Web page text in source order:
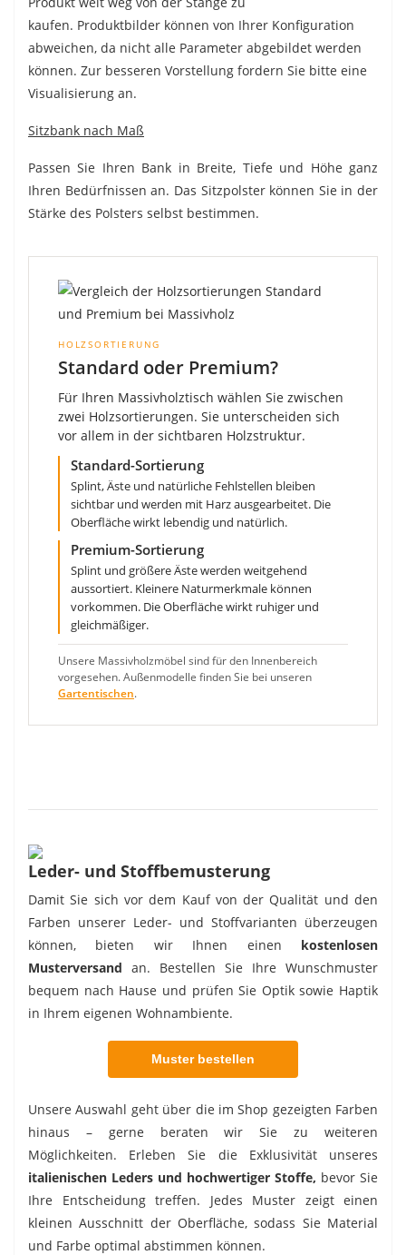
kaufen. Produktbilder können von Ihrer Konfiguration
abweichen, da nicht alle Parameter abgebildet werden
können. Zur besseren Vorstellung fordern Sie bitte eine
Visualisierung an.
Sitzbank nach Maß
Passen Sie Ihren Bank in Breite, Tiefe und Höhe ganz
Ihren Bedürfnissen an. Das Sitzpolster können Sie in der
Stärke des Polsters selbst bestimmen.
HOLZSORTIERUNG
Standard oder Premium?
Für Ihren Massivholztisch wählen Sie zwischen
zwei Holzsortierungen. Sie unterscheiden sich
vor allem in der sichtbaren Holzstruktur.
Standard-Sortierung
Splint, Äste und natürliche Fehlstellen bleiben
sichtbar und werden mit Harz ausgearbeitet. Die
Oberfläche wirkt lebendig und natürlich.
Premium-Sortierung
Splint und größere Äste werden weitgehend
aussortiert. Kleinere Naturmerkmale können
vorkommen. Die Oberfläche wirkt ruhiger und
gleichmäßiger.
Unsere Massivholzmöbel sind für den Innenbereich
vorgesehen. Außenmodelle finden Sie bei unseren
Gartentischen.
Leder- und Stoffbemusterung
Damit Sie sich vor dem Kauf von der Qualität und den
Farben unserer Leder- und Stoffvarianten überzeugen
können, bieten wir Ihnen einen kostenlosen
Musterversand an. Bestellen Sie Ihre Wunschmuster
bequem nach Hause und prüfen Sie Optik sowie Haptik
in Ihrem eigenen Wohnambiente.
Muster bestellen
Unsere Auswahl geht über die im Shop gezeigten Farben
hinaus – gerne beraten wir Sie zu weiteren
Möglichkeiten. Erleben Sie die Exklusivität unseres
italienischen Leders und hochwertiger Stoffe, bevor Sie
Ihre Entscheidung treffen. Jedes Muster zeigt einen
kleinen Ausschnitt der Oberfläche, sodass Sie Material
und Farbe optimal abstimmen können.